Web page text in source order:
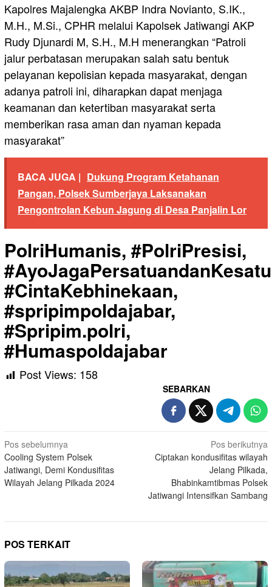
Kapolres Majalengka AKBP Indra Novianto, S.IK.,
M.H., M.Si., CPHR melalui Kapolsek Jatiwangi AKP
Rudy Djunardi M, S.H., M.H menerangkan “Patroli
jalur perbatasan merupakan salah satu bentuk
pelayanan kepolisian kepada masyarakat, dengan
adanya patroli ini, diharapkan dapat menjaga
keamanan dan ketertiban masyarakat serta
memberikan rasa aman dan nyaman kepada
masyarakat”
BACA JUGA | Dukung Program Ketahanan
Pangan, Polsek Sumberjaya Laksanakan
Pengontrolan Kebun Jagung di Desa Panjalin Lor
PolriHumanis, #PolriPresisi,
#CintaKebhinekaan,
#spripimpoldajabar,
#Spripim.polri,
#Humaspoldajabar
Post Views: 158
SEBARKAN
Navigasi
pos
Pos sebelumnya
Cooling System Polsek
Jatiwangi, Demi Kondusifitas
Wilayah Jelang Pilkada 2024
Pos berikutnya
Ciptakan kondusifitas wilayah
Jelang Pilkada,
Bhabinkamtibmas Polsek
Jatiwangi Intensifkan Sambang
POS TERKAIT